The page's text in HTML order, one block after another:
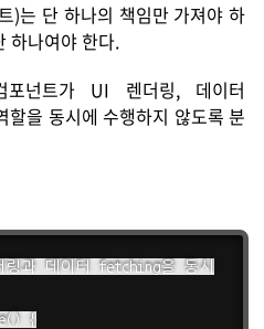
)는 단 하나의 책임만 가져야 하
하나여야 한다.
포넌트가 UI 렌더링, 데이터
을 동시에 수행하지 않도록 분
과 데이터 fetching을 동시
{